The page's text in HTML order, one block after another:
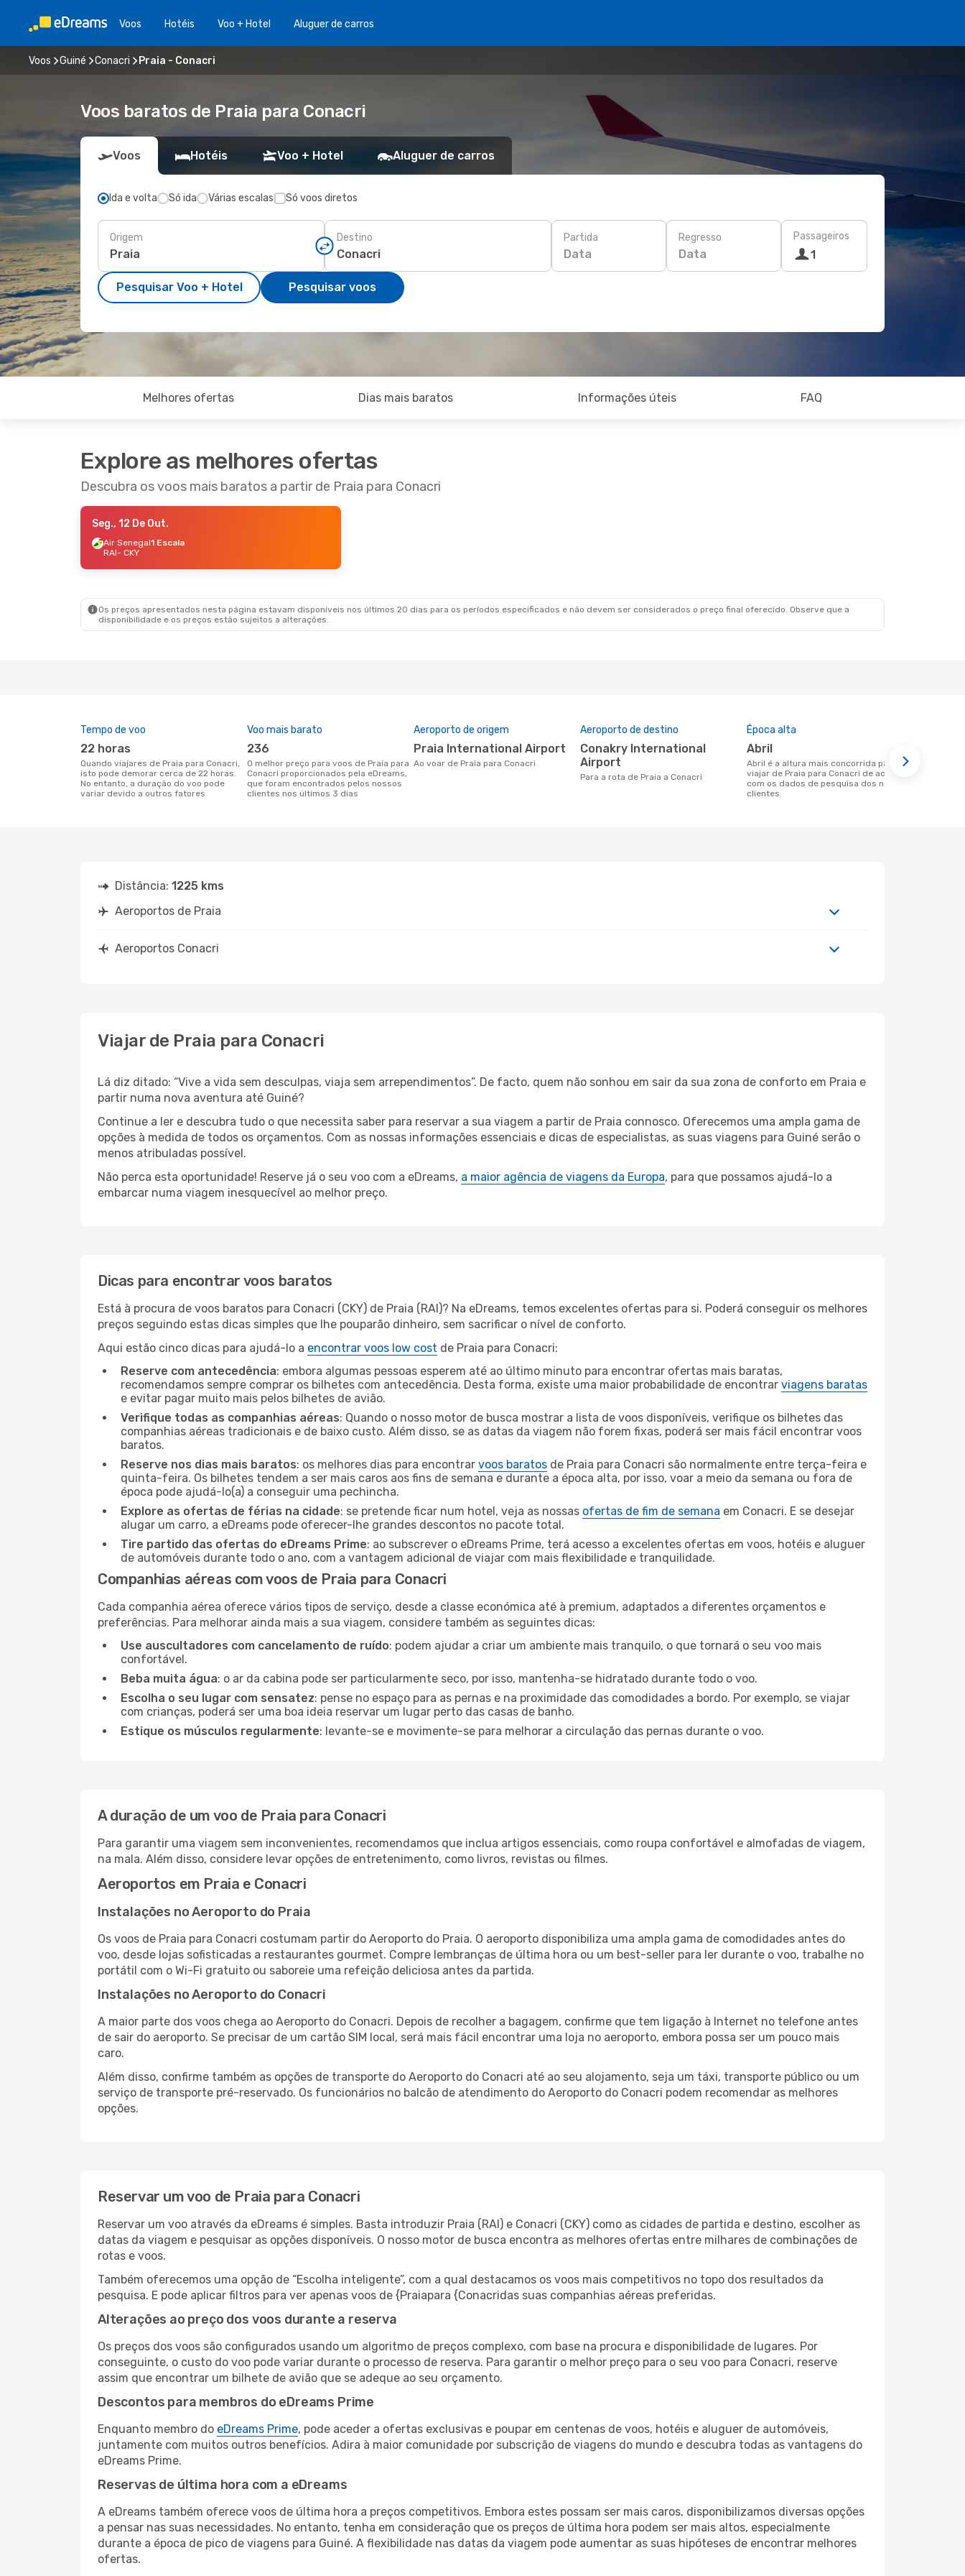
Voos Hotéis Voo + Hotel Aluguer de carros
Voos Guiné Conacri Praia - Conacri
Voos baratos de Praia para Conacri
Voos Hotéis Voo + Hotel Aluguer de carros
Ida e volta Só ida Várias escalas Só voos diretos
Origem Destino Partida
Data
Regresso
Data
Passageiros
1
Pesquisar Voo + Hotel Pesquisar voos
Melhores ofertas Dias mais baratos Informações úteis FAQ
Explore as melhores ofertas
Descubra os voos mais baratos a partir de Praia para Conacri
Seg., 12 De Out.
Air Senegal1 Escala
RAI- CKY
Os preços apresentados nesta página estavam disponíveis nos últimos 20 dias para os períodos especificados e não devem ser considerados o preço final oferecido. Observe que a
disponibilidade e os preços estão sujeitos a alterações.
Tempo de voo
22 horas
Quando viajares de Praia para Conacri,
isto pode demorar cerca de 22 horas.
No entanto, a duração do voo pode
variar devido a outros fatores
Voo mais barato
236
O melhor preço para voos de Praia para
Conacri proporcionados pela eDreams,
que foram encontrados pelos nossos
clientes nos últimos 3 dias
Aeroporto de origem
Praia International Airport
Ao voar de Praia para Conacri
Aeroporto de destino
Conakry International
Airport
Para a rota de Praia a Conacri
Época alta
abril
abril é a altura mais concorrida para
viajar de Praia para Conacri de acordo
com os dados de pesquisa dos nossos
clientes
Distância: 1225 kms
Aeroportos de Praia
Aeroportos Conacri
Viajar de Praia para Conacri
Lá diz ditado: “Vive a vida sem desculpas, viaja sem arrependimentos”. De facto, quem não sonhou em sair da sua zona de conforto em Praia e
partir numa nova aventura até Guiné?
Continue a ler e descubra tudo o que necessita saber para reservar a sua viagem a partir de Praia connosco. Oferecemos uma ampla gama de
opções à medida de todos os orçamentos. Com as nossas informações essenciais e dicas de especialistas, as suas viagens para Guiné serão o
menos atribuladas possível.
Não perca esta oportunidade! Reserve já o seu voo com a eDreams, a maior agência de viagens da Europa, para que possamos ajudá-lo a
embarcar numa viagem inesquecível ao melhor preço.
Dicas para encontrar voos baratos
Está à procura de voos baratos para Conacri (CKY) de Praia (RAI)? Na eDreams, temos excelentes ofertas para si. Poderá conseguir os melhores
preços seguindo estas dicas simples que lhe pouparão dinheiro, sem sacrificar o nível de conforto.
Aqui estão cinco dicas para ajudá-lo a encontrar voos low cost de Praia para Conacri:
Reserve com antecedência: embora algumas pessoas esperem até ao último minuto para encontrar ofertas mais baratas,
recomendamos sempre comprar os bilhetes com antecedência. Desta forma, existe uma maior probabilidade de encontrar viagens baratas
e evitar pagar muito mais pelos bilhetes de avião.
Verifique todas as companhias aéreas: Quando o nosso motor de busca mostrar a lista de voos disponíveis, verifique os bilhetes das
companhias aéreas tradicionais e de baixo custo. Além disso, se as datas da viagem não forem fixas, poderá ser mais fácil encontrar voos
baratos.
Reserve nos dias mais baratos: os melhores dias para encontrar voos baratos de Praia para Conacri são normalmente entre terça-feira e
quinta-feira. Os bilhetes tendem a ser mais caros aos fins de semana e durante a época alta, por isso, voar a meio da semana ou fora de
época pode ajudá-lo(a) a conseguir uma pechincha.
Explore as ofertas de férias na cidade: se pretende ficar num hotel, veja as nossas ofertas de fim de semana em Conacri. E se desejar
alugar um carro, a eDreams pode oferecer-lhe grandes descontos no pacote total.
Tire partido das ofertas do eDreams Prime: ao subscrever o eDreams Prime, terá acesso a excelentes ofertas em voos, hotéis e aluguer
de automóveis durante todo o ano, com a vantagem adicional de viajar com mais flexibilidade e tranquilidade.
Companhias aéreas com voos de Praia para Conacri
Cada companhia aérea oferece vários tipos de serviço, desde a classe económica até à premium, adaptados a diferentes orçamentos e
preferências. Para melhorar ainda mais a sua viagem, considere também as seguintes dicas:
Use auscultadores com cancelamento de ruído: podem ajudar a criar um ambiente mais tranquilo, o que tornará o seu voo mais
confortável.
Beba muita água: o ar da cabina pode ser particularmente seco, por isso, mantenha-se hidratado durante todo o voo.
Escolha o seu lugar com sensatez: pense no espaço para as pernas e na proximidade das comodidades a bordo. Por exemplo, se viajar
com crianças, poderá ser uma boa ideia reservar um lugar perto das casas de banho.
Estique os músculos regularmente: levante-se e movimente-se para melhorar a circulação das pernas durante o voo.
A duração de um voo de Praia para Conacri
Para garantir uma viagem sem inconvenientes, recomendamos que inclua artigos essenciais, como roupa confortável e almofadas de viagem,
na mala. Além disso, considere levar opções de entretenimento, como livros, revistas ou filmes.
Aeroportos em Praia e Conacri
Instalações no Aeroporto do Praia
Os voos de Praia para Conacri costumam partir do Aeroporto do Praia. O aeroporto disponibiliza uma ampla gama de comodidades antes do
voo, desde lojas sofisticadas a restaurantes gourmet. Compre lembranças de última hora ou um best-seller para ler durante o voo, trabalhe no
portátil com o Wi-Fi gratuito ou saboreie uma refeição deliciosa antes da partida.
Instalações no Aeroporto do Conacri
A maior parte dos voos chega ao Aeroporto do Conacri. Depois de recolher a bagagem, confirme que tem ligação à Internet no telefone antes
de sair do aeroporto. Se precisar de um cartão SIM local, será mais fácil encontrar uma loja no aeroporto, embora possa ser um pouco mais
caro.
Além disso, confirme também as opções de transporte do Aeroporto do Conacri até ao seu alojamento, seja um táxi, transporte público ou um
serviço de transporte pré-reservado. Os funcionários no balcão de atendimento do Aeroporto do Conacri podem recomendar as melhores
opções.
Reservar um voo de Praia para Conacri
Reservar um voo através da eDreams é simples. Basta introduzir Praia (RAI) e Conacri (CKY) como as cidades de partida e destino, escolher as
datas da viagem e pesquisar as opções disponíveis. O nosso motor de busca encontra as melhores ofertas entre milhares de combinações de
rotas e voos.
Também oferecemos uma opção de “Escolha inteligente”, com a qual destacamos os voos mais competitivos no topo dos resultados da
pesquisa. E pode aplicar filtros para ver apenas voos de {Praiapara {Conacridas suas companhias aéreas preferidas.
Alterações ao preço dos voos durante a reserva
Os preços dos voos são configurados usando um algoritmo de preços complexo, com base na procura e disponibilidade de lugares. Por
conseguinte, o custo do voo pode variar durante o processo de reserva. Para garantir o melhor preço para o seu voo para Conacri, reserve
assim que encontrar um bilhete de avião que se adeque ao seu orçamento.
Descontos para membros do eDreams Prime
Enquanto membro do eDreams Prime, pode aceder a ofertas exclusivas e poupar em centenas de voos, hotéis e aluguer de automóveis,
juntamente com muitos outros benefícios. Adira à maior comunidade por subscrição de viagens do mundo e descubra todas as vantagens do
eDreams Prime.
Reservas de última hora com a eDreams
A eDreams também oferece voos de última hora a preços competitivos. Embora estes possam ser mais caros, disponibilizamos diversas opções
a pensar nas suas necessidades. No entanto, tenha em consideração que os preços de última hora podem ser mais altos, especialmente
durante a época de pico de viagens para Guiné. A flexibilidade nas datas da viagem pode aumentar as suas hipóteses de encontrar melhores
ofertas.